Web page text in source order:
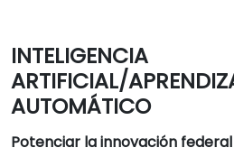
INTELIGENCIA
ARTIFICIAL/
AUTOMÁTICO
Potenciar la innovación